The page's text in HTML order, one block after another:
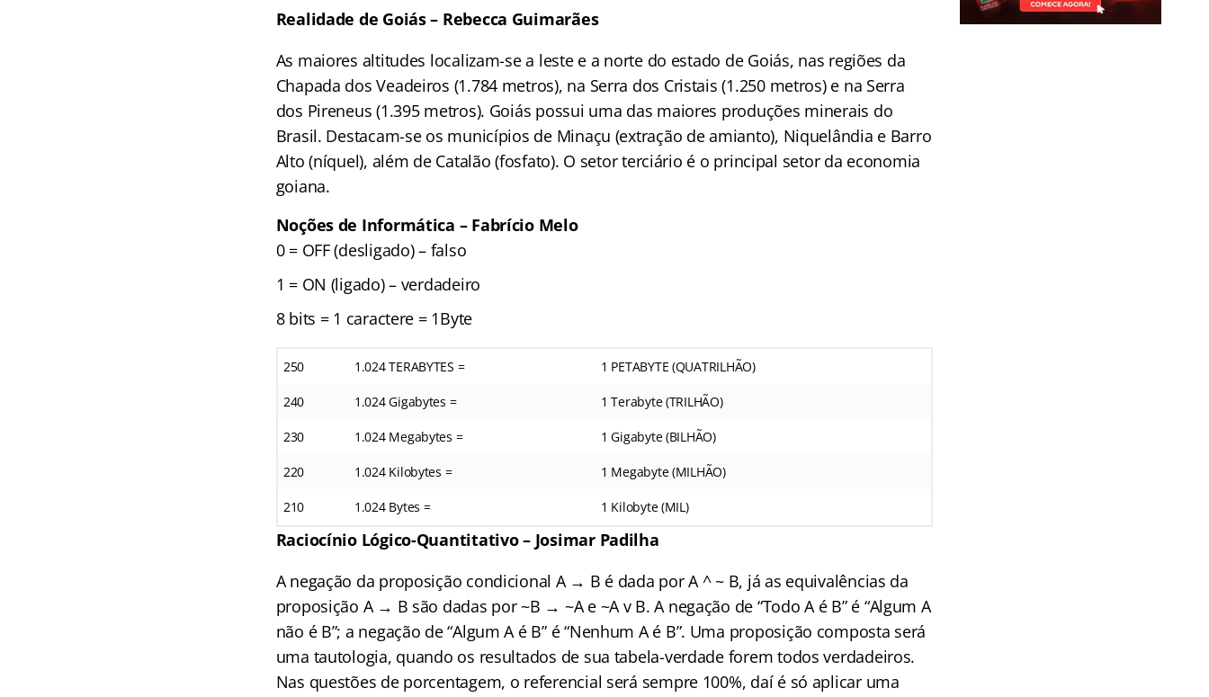
Realidade de Goiás – Rebecca Guimarães
As maiores altitudes localizam-se a leste e a norte do estado de Goiás, nas regiões da
Chapada dos Veadeiros (1.784 metros), na Serra dos Cristais (1.250 metros) e na Serra
dos Pireneus (1.395 metros). Goiás possui uma das maiores produções minerais do
Brasil. Destacam-se os municípios de Minaçu (extração de amianto), Niquelândia e Barro
Alto (níquel), além de Catalão (fosfato). O setor terciário é o principal setor da economia
goiana.
Noções de Informática – Fabrício Melo
0 = OFF (desligado) – falso
1 = ON (ligado) – verdadeiro
8 bits = 1 caractere = 1Byte
250 1.024 TERABYTES = 1 PETABYTE (QUATRILHÃO)
240 1.024 Gigabytes = 1 Terabyte (TRILHÃO)
230 1.024 Megabytes = 1 Gigabyte (BILHÃO)
220 1.024 Kilobytes = 1 Megabyte (MILHÃO)
210 1.024 Bytes = 1 Kilobyte (MIL)
Raciocínio Lógico-Quantitativo – Josimar Padilha
A negação da proposição condicional A → B é dada por A ^ ~ B, já as equivalências da
proposição A → B são dadas por ~B → ~A e ~A v B. A negação de “Todo A é B” é “Algum A
não é B”; a negação de “Algum A é B” é “Nenhum A é B”. Uma proposição composta será
uma tautologia, quando os resultados de sua tabela-verdade forem todos verdadeiros.
Nas questões de porcentagem, o referencial será sempre 100%, daí é só aplicar uma